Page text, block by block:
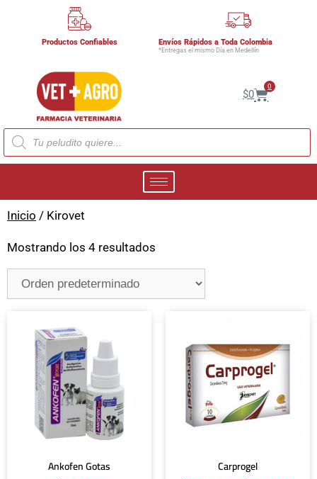
Productos Confiables Envíos Rápidos a Toda Colombia
*Entregas el mismo Día en Medellín
$0
0
Inicio / Kirovet
Mostrando los 4 resultados
Ankofen Gotas
Carprogel